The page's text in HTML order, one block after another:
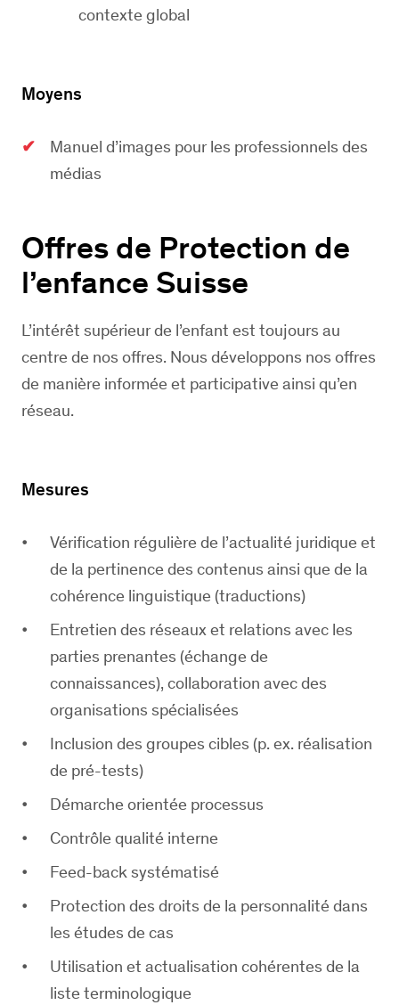
contexte global
Moyens
Manuel d’images pour les professionnels des
médias
Offres de Protection de
l’enfance Suisse
L’intérêt supérieur de l’enfant est toujours au
centre de nos offres. Nous développons nos offres
de manière informée et participative ainsi qu’en
réseau.
Mesures
Vérification régulière de l’actualité juridique et
de la pertinence des contenus ainsi que de la
cohérence linguistique (traductions)
Entretien des réseaux et relations avec les
parties prenantes (échange de
connaissances), collaboration avec des
organisations spécialisées
Inclusion des groupes cibles (p. ex. réalisation
de pré-tests)
Démarche orientée processus
Contrôle qualité interne
Feed-back systématisé
Protection des droits de la personnalité dans
les études de cas
Utilisation et actualisation cohérentes de la
liste terminologique